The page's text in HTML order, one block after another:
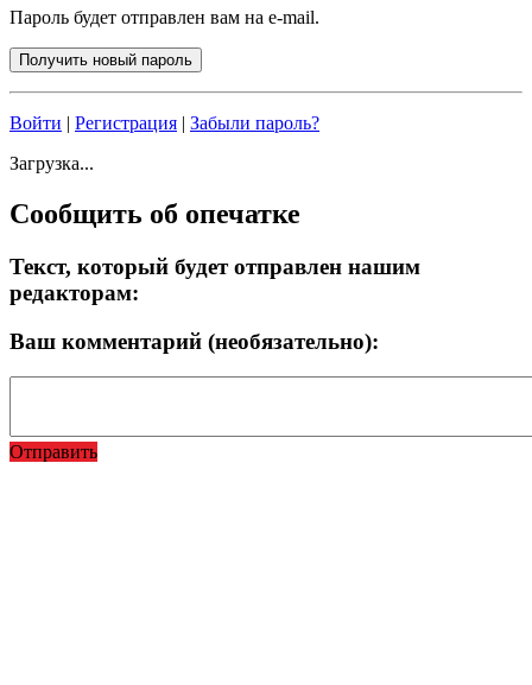
Пароль будет отправлен вам на e-mail.
Войти | Регистрация | Забыли пароль?
Загрузка...
Сообщить об опечатке
Текст, который будет отправлен нашим
редакторам:
Ваш комментарий (необязательно):
Отправить